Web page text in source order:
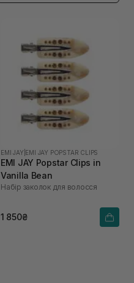
EMI JAY EMI JAY POPSTAR CLIPS
EMI JAY Popstar Clips in
Vanilla Bean
Набір заколок для волосся
1 850₴